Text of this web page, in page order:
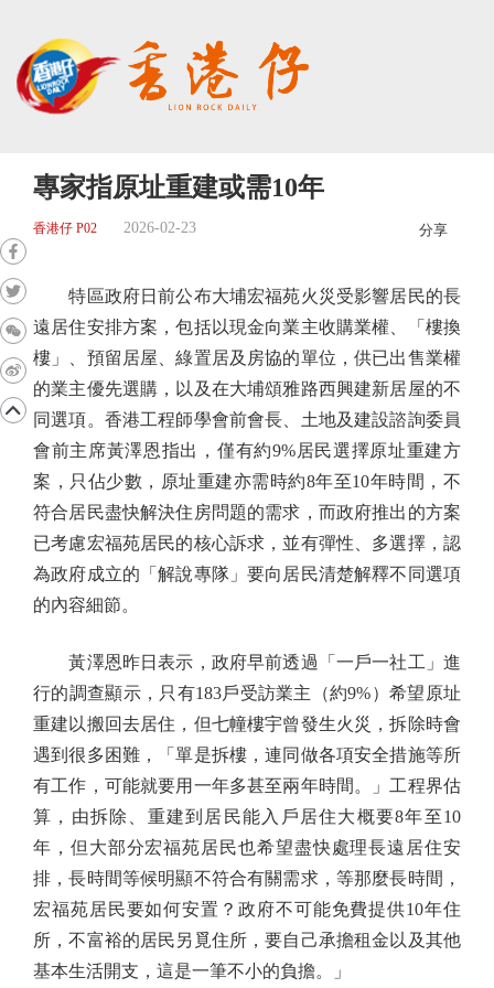
專家指原址重建或需10年
香港仔 P02 2026-02-23 分享
特區政府日前公布大埔宏福苑火災受影響居民的長
遠居住安排方案，包括以現金向業主收購業權、「樓換
樓」、預留居屋、綠置居及房協的單位，供已出售業權
的業主優先選購，以及在大埔頌雅路西興建新居屋的不
同選項。香港工程師學會前會長、土地及建設諮詢委員
會前主席黃澤恩指出，僅有約9%居民選擇原址重建方
案，只佔少數，原址重建亦需時約8年至10年時間，不
符合居民盡快解決住房問題的需求，而政府推出的方案
已考慮宏福苑居民的核心訴求，並有彈性、多選擇，認
為政府成立的「解說專隊」要向居民清楚解釋不同選項
的內容細節。
黃澤恩昨日表示，政府早前透過「一戶一社工」進
行的調查顯示，只有183戶受訪業主（約9%）希望原址
重建以搬回去居住，但七幢樓宇曾發生火災，拆除時會
遇到很多困難，「單是拆樓，連同做各項安全措施等所
有工作，可能就要用一年多甚至兩年時間。」工程界估
算，由拆除、重建到居民能入戶居住大概要8年至10
年，但大部分宏福苑居民也希望盡快處理長遠居住安
排，長時間等候明顯不符合有關需求，等那麼長時間，
宏福苑居民要如何安置？政府不可能免費提供10年住
所，不富裕的居民另覓住所，要自己承擔租金以及其他
基本生活開支，這是一筆不小的負擔。」